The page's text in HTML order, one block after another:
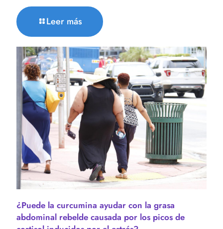
Leer más
¿Puede la curcumina ayudar con la grasa
abdominal rebelde causada por los picos de